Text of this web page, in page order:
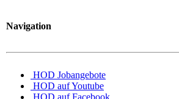
Navigation
HOD Jobangebote
HOD auf Youtube
HOD auf Facebook